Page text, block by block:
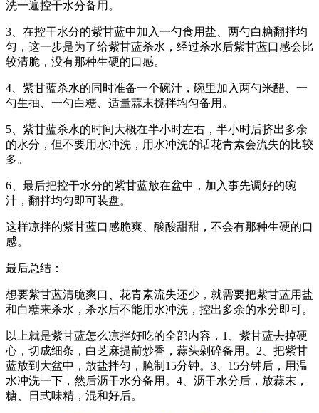
洗一遍控干水分备用。
3、在控干水分的紫甘蓝中加入一勺食用盐、两勺白糖翻拌均
匀，这一步是为了给紫甘蓝杀水，经过杀水后紫甘蓝口感会比
较清脆，没有那种生硬的口感。
4、紫甘蓝杀水的同时准备一个碗汁，碗里加入两勺米醋、一
勺生抽、一勺白糖、适量蒜末搅拌均匀备用。
5、紫甘蓝杀水的时间大概在半小时左右，半小时后挤出多余
的水分，但不要用水冲洗，用水冲洗的话花青素会流失的比较
多。
6、最后把控干水分的紫甘蓝放在盆中，加入事先调好的碗
汁，翻拌均匀即可装盘。
这样凉拌的紫甘蓝口感脆爽、酸酸甜甜，不会有那种生硬的口
感。
最后总结：
想要紫甘蓝清脆爽口、花青素流失还少，就需要把紫甘蓝用盐
和白糖来杀水，杀水后不能用水冲洗，控出多余的水分即可。
以上就是紫甘蓝怎么凉拌好吃的全部内容，1、紫甘蓝去掉硬
心，切成细条，白芝麻提前炒香，蒜头剁碎备用。2、把紫甘
蓝放到大盆中，放盐拌匀，腌制15分钟。3、15分钟后，用温
水冲洗一下，然后沥干水分备用。4、沥干水分后，放蒜末，
糖、日式味精，混和好后。